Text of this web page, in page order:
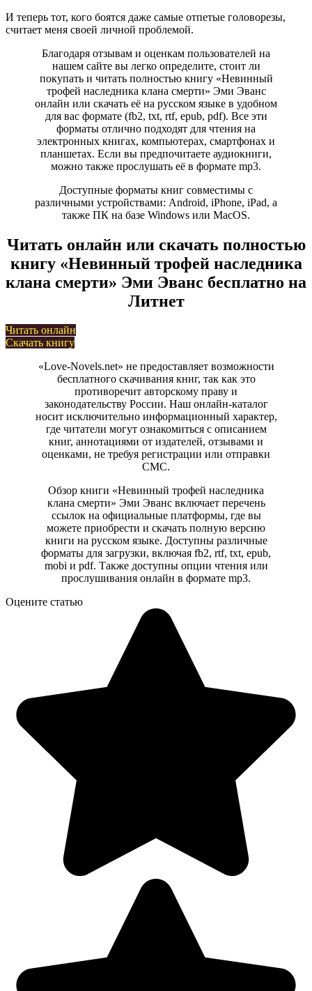
И теперь тот, кого боятся даже самые отпетые головорезы,
считает меня своей личной проблемой.
Благодаря отзывам и оценкам пользователей на
нашем сайте вы легко определите, стоит ли
покупать и читать полностью книгу «Невинный
трофей наследника клана смерти» Эми Эванс
онлайн или скачать её на русском языке в удобном
для вас формате (fb2, txt, rtf, epub, pdf). Все эти
форматы отлично подходят для чтения на
электронных книгах, компьютерах, смартфонах и
планшетах. Если вы предпочитаете аудиокниги,
можно также прослушать её в формате mp3.
Доступные форматы книг совместимы с
различными устройствами: Android, iPhone, iPad, а
также ПК на базе Windows или MacOS.
Читать онлайн или скачать полностью
книгу «Невинный трофей наследника
клана смерти» Эми Эванс бесплатно на
Литнет
Читать онлайн
Скачать книгу
«Love-Novels.net» не предоставляет возможности
бесплатного скачивания книг, так как это
противоречит авторскому праву и
законодательству России. Наш онлайн-каталог
носит исключительно информационный характер,
где читатели могут ознакомиться с описанием
книг, аннотациями от издателей, отзывами и
оценками, не требуя регистрации или отправки
СМС.
Обзор книги «Невинный трофей наследника
клана смерти» Эми Эванс включает перечень
ссылок на официальные платформы, где вы
можете приобрести и скачать полную версию
книги на русском языке. Доступны различные
форматы для загрузки, включая fb2, rtf, txt, epub,
mobi и pdf. Также доступны опции чтения или
прослушивания онлайн в формате mp3.
Оцените статью